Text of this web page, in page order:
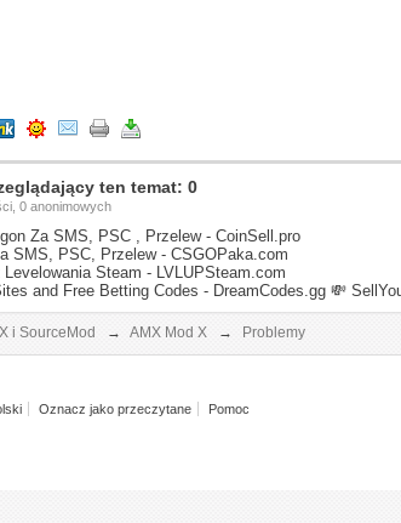
ten temat: 0
0 anonimowych
Za SMS, PSC , Przelew - CoinSell.pro
SMS, PSC, Przelew - CSGOPaka.com
Steam - LVLUPSteam.com
and Free Betting Codes - DreamCodes.gg 💸
i SourceMod → AMX Mod X → Problemy
Oznacz jako przeczytane Pomoc